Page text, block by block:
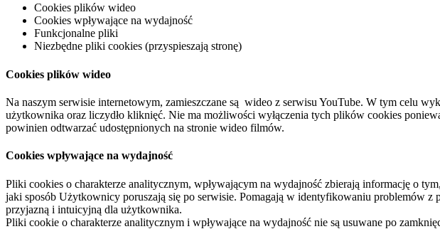
Cookies plików wideo
Cookies wpływające na wydajność
Funkcjonalne pliki
Niezbędne pliki cookies (przyspieszają stronę)
Cookies plików wideo
Na naszym serwisie internetowym, zamieszczane są wideo z serwisu YouTube. W tym celu
użytkownika oraz liczydło kliknięć. Nie ma możliwości wyłączenia tych plików cookies
powinien odtwarzać udostępnionych na stronie wideo filmów.
Cookies wpływające na wydajność
Pliki cookies o charakterze analitycznym, wpływającym na wydajność zbierają informację o
jaki sposób Użytkownicy poruszają się po serwisie. Pomagają w identyfikowaniu problemów
przyjazną i intuicyjną dla użytkownika.
Pliki cookie o charakterze analitycznym i wpływające na wydajność nie są usuwane po